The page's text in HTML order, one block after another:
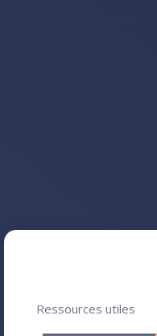
Ressources utiles